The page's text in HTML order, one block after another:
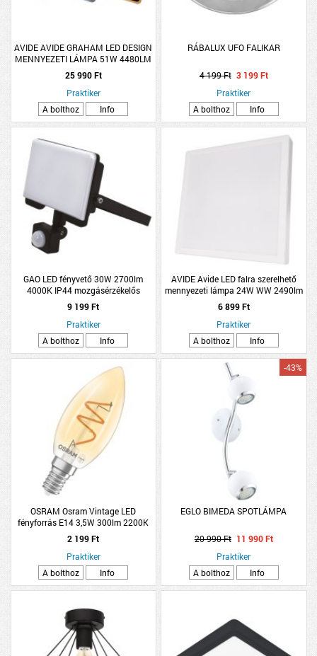
AVIDE AVIDE GRAHAM LED DESIGN
MENNYEZETI LÁMPA 51W 4480LM
3000-6000K IP20 RF
TÁVIR.40X20CM
25 990 Ft
Praktiker
A bolthoz
Info
RÁBALUX UFO FALIKAR
4 199 Ft 3 199 Ft
Praktiker
A bolthoz
Info
GAO LED fényvető 30W 2700lm
4000K IP44 mozgásérzékelős
9 199 Ft
Praktiker
A bolthoz
Info
AVIDE Avide LED falra szerelhető
mennyezeti lámpa 24W WW 2490lm
3000K IP20 30x30x3,5cm
6 899 Ft
Praktiker
A bolthoz
Info
OSRAM Osram Vintage LED
fényforrás E14 3,5W 300lm 2200K
gyertya melegfehér dimmelhető arany
2 199 Ft
Praktiker
A bolthoz
Info
EGLO BIMEDA SPOTLÁMPA
-43%
20 990 Ft 11 990 Ft
Praktiker
A bolthoz
Info